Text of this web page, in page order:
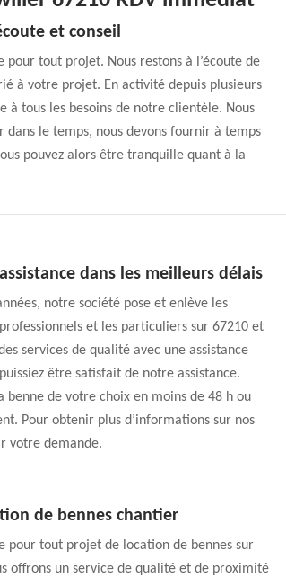
et conseil
tout projet. Nous restons à l’écoute de
à votre projet. En activité depuis plusieurs
à tous les besoins de notre clientèle. Nous
le temps, nous devons fournir à temps
pouvez alors être tranquille quant à la
dans les meilleurs délais
notre société pose et enlève les
et les particuliers sur 67210 et
services de qualité avec une assistance
être satisfait de notre assistance.
benne de votre choix en moins de 48 h ou
Pour obtenir plus d’informations sur nos
votre demande.
de bennes chantier
pour tout projet de location de bennes sur
offrons un service de qualité et de proximité